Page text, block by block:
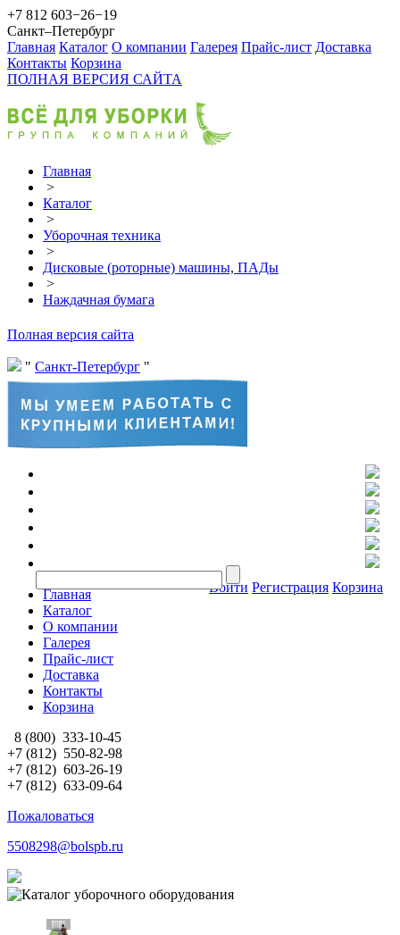
+7 812 603−26−19
Санкт–Петербург
Главная Каталог О компании Галерея Прайс-лист Доставка
Контакты Корзина
ПОЛНАЯ ВЕРСИЯ САЙТА
Главная
>
Каталог
>
Уборочная техника
>
Дисковые (роторные) машины, ПАДы
>
Наждачная бумага
Полная версия сайта
Санкт-Петербург
Войти Регистрация Корзина
Главная
Каталог
О компании
Галерея
Прайс-лист
Доставка
Контакты
Корзина
8 (800) 333-10-45
+7 (812) 550-82-98
+7 (812) 603-26-19
+7 (812) 633-09-64
Пожаловаться
5508298@bolspb.ru